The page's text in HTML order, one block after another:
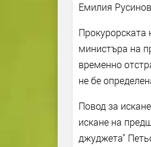
Емилия
Прокурорската
министъра на
временно
не бе
Повод за
искане на
джуджета"